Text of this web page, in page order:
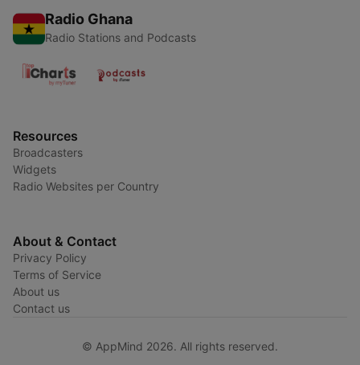
Radio Ghana
Radio Stations and Podcasts
Resources
Broadcasters
Widgets
Radio Websites per Country
About & Contact
Privacy Policy
Terms of Service
About us
Contact us
© AppMind 2026. All rights reserved.